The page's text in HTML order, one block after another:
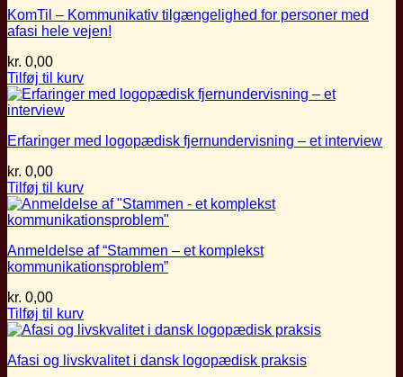
KomTil – Kommunikativ tilgængelighed for personer med
afasi hele vejen!
kr. 0,00
Tilføj til kurv
Erfaringer med logopædisk fjernundervisning – et interview
kr. 0,00
Tilføj til kurv
Anmeldelse af “Stammen – et komplekst
kommunikationsproblem”
kr. 0,00
Tilføj til kurv
Afasi og livskvalitet i dansk logopædisk praksis